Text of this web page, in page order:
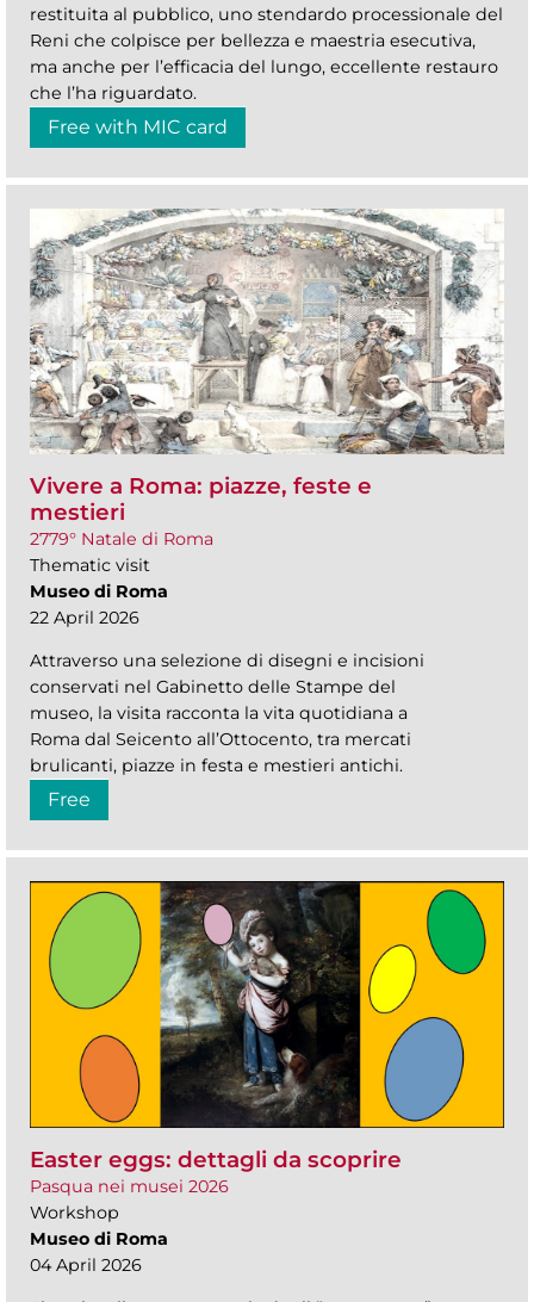
restituita al pubblico, uno stendardo processionale del
Reni che colpisce per bellezza e maestria esecutiva,
ma anche per l’efficacia del lungo, eccellente restauro
che l’ha riguardato.
Free with MIC card
Vivere a Roma: piazze, feste e
mestieri
2779° Natale di Roma
Thematic visit
Museo di Roma
22 April 2026
Attraverso una selezione di disegni e incisioni
conservati nel Gabinetto delle Stampe del
museo, la visita racconta la vita quotidiana a
Roma dal Seicento all’Ottocento, tra mercati
brulicanti, piazze in festa e mestieri antichi.
Free
Easter eggs: dettagli da scoprire
Pasqua nei musei 2026
Workshop
Museo di Roma
04 April 2026